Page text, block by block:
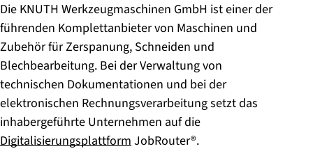
Die KNUTH Werkzeugmaschinen GmbH ist einer der
führenden Komplettanbieter von Maschinen und
Zubehör für Zerspanung, Schneiden und
Blechbearbeitung. Bei der Verwaltung von
technischen Dokumentationen und bei der
elektronischen Rechnungsverarbeitung setzt das
inhabergeführte Unternehmen auf die
DigitalisierungsplattformJobRouter®.